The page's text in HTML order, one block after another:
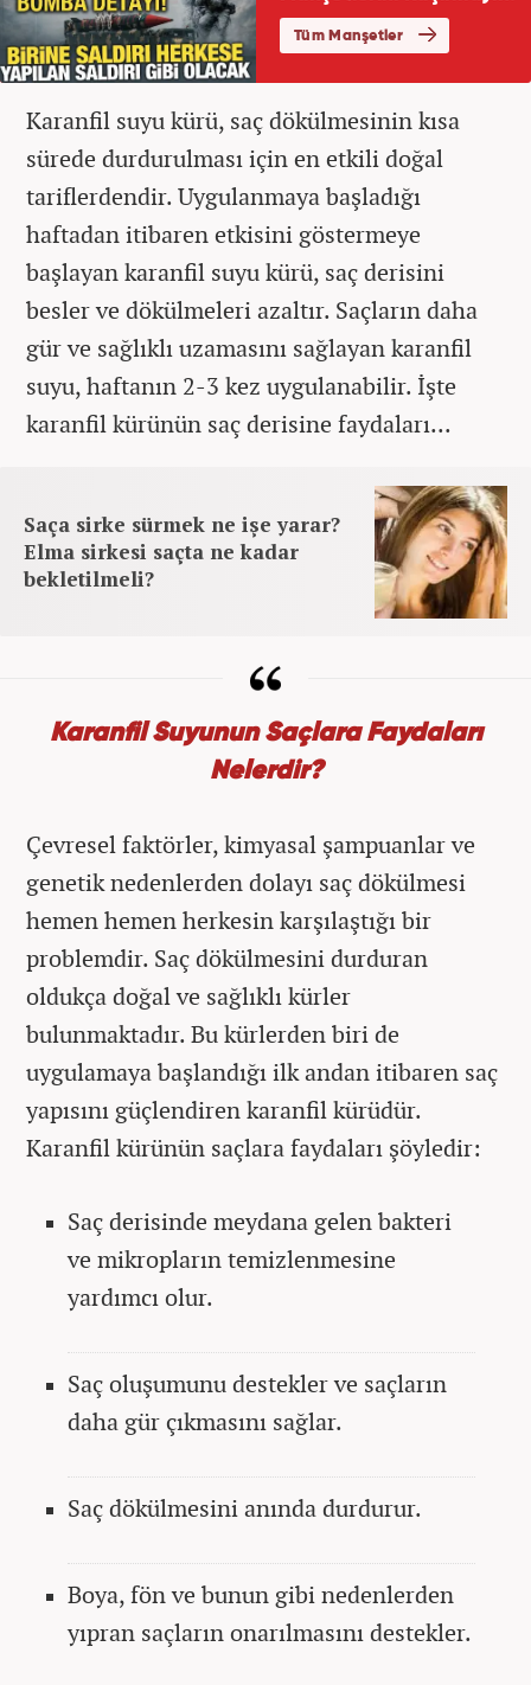
Karanfil suyu kürü, saç dökülmesinin kısa
sürede durdurulması için en etkili doğal
tariflerdendir. Uygulanmaya başladığı
haftadan itibaren etkisini göstermeye
başlayan karanfil suyu kürü, saç derisini
besler ve dökülmeleri azaltır. Saçların daha
gür ve sağlıklı uzamasını sağlayan karanfil
suyu, haftanın 2-3 kez uygulanabilir. İşte
karanfil kürünün saç derisine faydaları...
Saça sirke sürmek ne işe yarar?
Elma sirkesi saçta ne kadar
bekletilmeli?
Karanfil Suyunun Saçlara Faydaları
Nelerdir?
Çevresel faktörler, kimyasal şampuanlar ve
genetik nedenlerden dolayı saç dökülmesi
hemen hemen herkesin karşılaştığı bir
problemdir. Saç dökülmesini durduran
oldukça doğal ve sağlıklı kürler
bulunmaktadır. Bu kürlerden biri de
uygulamaya başlandığı ilk andan itibaren saç
yapısını güçlendiren karanfil kürüdür.
Karanfil kürünün saçlara faydaları şöyledir:
Saç derisinde meydana gelen bakteri
ve mikropların temizlenmesine
yardımcı olur.
Saç oluşumunu destekler ve saçların
daha gür çıkmasını sağlar.
Saç dökülmesini anında durdurur.
Boya, fön ve bunun gibi nedenlerden
yıpran saçların onarılmasını destekler.